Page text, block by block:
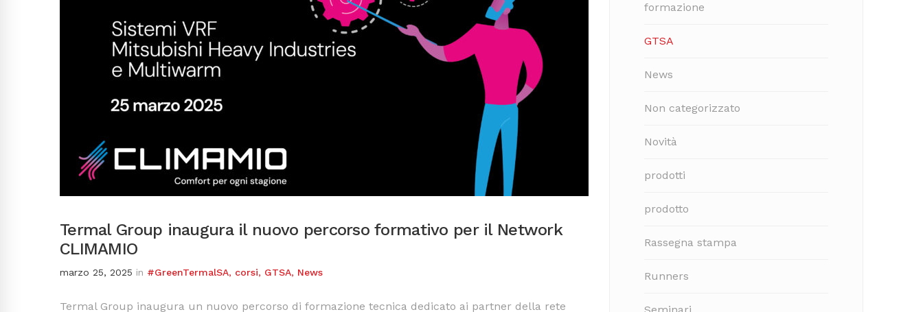
Termal Group inaugura il nuovo percorso formativo per il Network
CLIMAMIO
marzo 25, 2025 in #GreenTermalSA, corsi, GTSA, News
Termal Group inaugura un nuovo percorso di formazione tecnica dedicato ai partner della rete
formazione
GTSA
News
Non categorizzato
Novità
prodotti
prodotto
Rassegna stampa
Runners